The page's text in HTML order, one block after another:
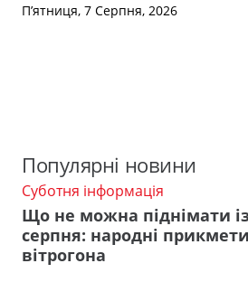
П’ятниця, 7 Серпня, 2026
Популярні новини
Суботня інформація
Що не можна піднімати
серпня: народні
вітрогона